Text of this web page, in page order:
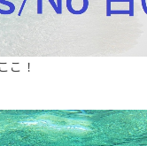
こ！